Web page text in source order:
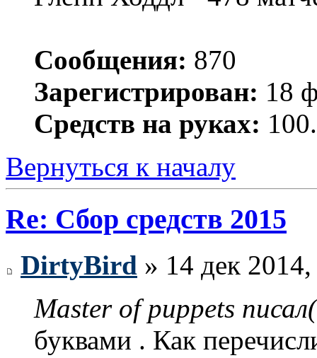
Сообщения: 870
Зарегистрирован: 18
Средств на руках:
Вернуться к началу
Re: Сбор средств 2015
DirtyBird » 14 дек
Master of рuppets
буквами . Как